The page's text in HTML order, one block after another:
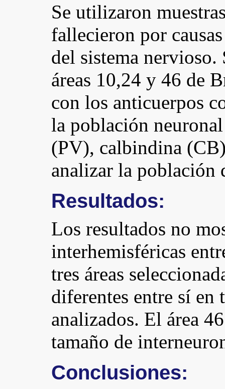
Se utilizaron
fallecieron por
del sistema nervioso.
áreas 10,24 y 46 de
con los anticuerpos
la población
(PV), calbindina
analizar la población
Resultados:
Los resultados no
interhemisféricas
tres áreas
diferentes entre sí en
analizados. El área
tamaño de
Conclusiones: